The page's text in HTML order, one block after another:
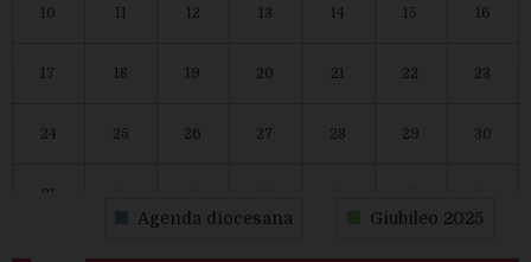
10 12 13 14 15 16
17 18 19 20 21 22 23
24 25 26 27 28 29 30
31
Agenda diocesana Giubileo 2025